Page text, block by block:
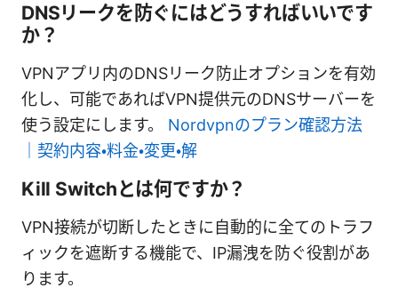
DNSリークを防ぐにはどうすればいいです
か？
VPNアプリ内のDNSリーク防止オプションを有効
化し、可能であればVPN提供元のDNSサーバーを
使う設定にします。 Nordvpnのプラン確認方法
｜契約内容・料金・変更・解
Kill Switchとは何ですか？
VPN接続が切断したときに自動的に全てのトラフ
ィックを遮断する機能で、IP漏洩を防ぐ役割があ
ります。